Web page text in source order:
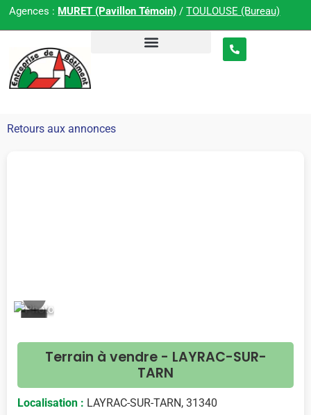
Agences : MURET (Pavillon Témoin) /TOULOUSE (Bureau)
Retours aux annonces
Terrain à vendre - LAYRAC-SUR-
TARN
Localisation : LAYRAC-SUR-TARN, 31340